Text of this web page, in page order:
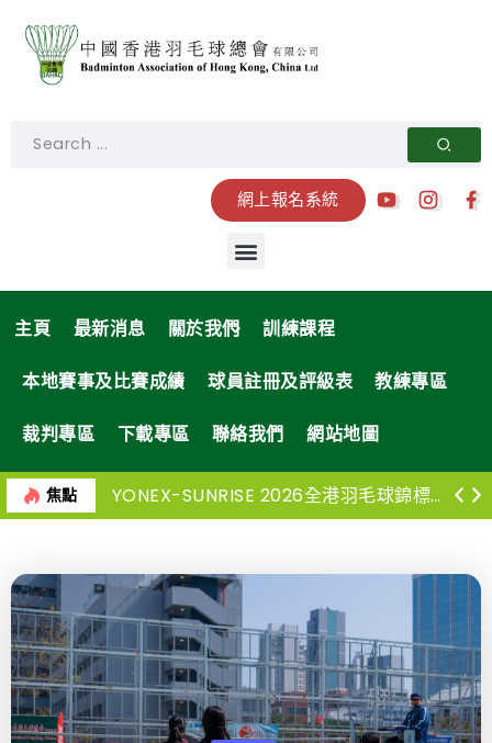
網上報名系統
主頁 最新消息 關於我們 訓練課程
本地賽事及比賽成績 球員註冊及評級表 教練專區
裁判專區 下載專區 聯絡我們 網站地圖
焦點 YONEX-SUNRISE 2026全港羽毛球錦標賽-高級組決賽暨頒獎典禮 -退款/退票安排